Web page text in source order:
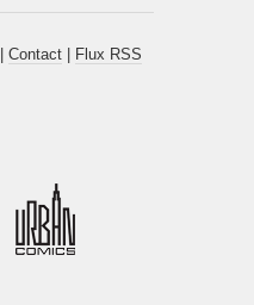
Contact| Flux RSS